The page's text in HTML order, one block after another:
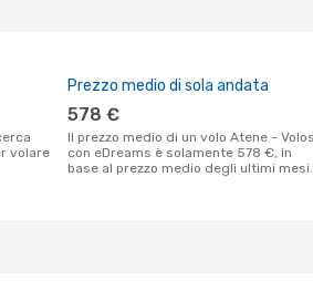
volare
Prezzo medio di sola andata
578 €
Il prezzo medio di un volo Atene - Volos
con eDreams è solamente 578 €, in
base al prezzo medio degli ultimi mesi.